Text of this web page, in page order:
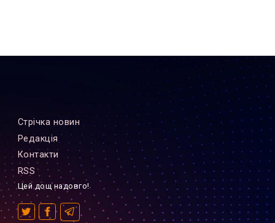
Стрiчка новин
Редакцiя
Контакти
RSS
Цей дощ надовго!